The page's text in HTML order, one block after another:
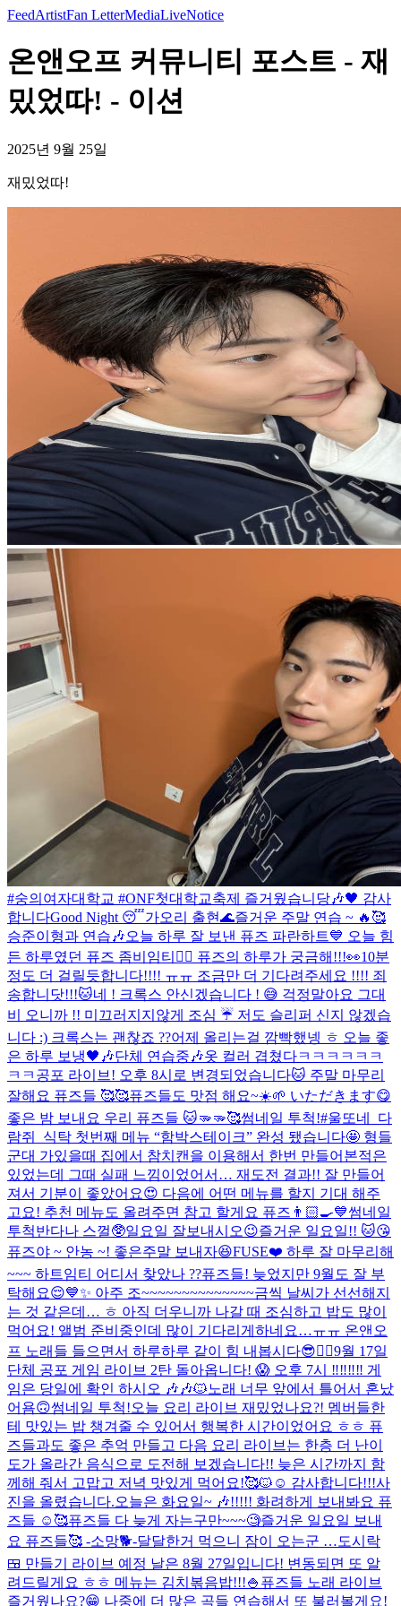
FeedArtistFan LetterMediaLiveNotice
온앤오프 커뮤니티 포스트 - 재
밌었따! - 이션
2025년 9월 25일
재밌었따!
#숭의여자대학교 #ONF첫대학교축제 즐거웠습니당🎶🖤 감사
합니다Good Night 😴가오리 출현🌊즐거운 주말 연습 ~ 🔥🥰
승준이형과 연습🎶오늘 하루 잘 보낸 퓨즈 파란하트💙 오늘 힘
든 하루였던 퓨즈 좀비임티🧟‍♂️ 퓨즈의 하루가 궁금해!!!👀10분
정도 더 걸릴듯합니다!!!! ㅠㅠ 조금만 더 기다려주세요 !!!! 죄
송합니닷!!!🐱네 ! 크록스 안신겠습니다 ! 😅 걱정말아요 그대
비 오니까 !! 미끄러지지않게 조심 ☔️ 저도 슬리퍼 신지 않겠습
니다 :) 크록스는 괜찮죠 ??어제 올리는걸 깜빡했넹 ㅎ 오늘 좋
은 하루 보냉🖤🎶단체 연습중🎶옷 컬러 겹쳤다ㅋㅋㅋㅋㅋㅋ
ㅋㅋ 공포 라이브! 오후 8시로 변경되었습니다🐱 주말 마무리
잘해요 퓨즈들 🥰🥰퓨즈들도 맛점 해요~☀️🌱 いただきます😋
좋은 밤 보내요 우리 퓨즈들 🐱🫳🫳🥰썸네일 투척!#울또네_다
람쥐_식탁 첫번째 메뉴 “함박스테이크” 완성 됐습니다🤩 형들
군대 가있을때 집에서 참치캔을 이용해서 한번 만들어본적은
있었는데 그때 실패 느낌이었어서… 재도전 결과!! 잘 만들어
져서 기분이 좋았어요😍 다음에 어떤 메뉴를 할지 기대 해주
고요! 추천 메뉴도 올려주면 참고 할게요 퓨즈👨🏻‍🍳💙썸네일
투척반다나 스껄🥸일요일 잘보내시오😉즐거운 일요일!! 🐱😘
퓨즈야 ~ 안농 ~! 좋은주말 보내자😆FUSE❤️ 하루 잘 마무리해
~~~ 하트임티 어디서 찾았나 ??퓨즈들! 늦었지만 9월도 잘 부
탁해요😌💙✨ 아주 조~~~~~~~~~~~~~~금씩 날씨가 선선해지
는 것 같은데… ㅎ 아직 더우니까 나갈 때 조심하고 밥도 많이
먹어요! 앨범 준비중인데 많이 기다리게하네요…ㅠㅠ 온앤오
프 노래들 들으면서 하루하루 같이 힘 내봅시다😎❤️‍🔥9월 17일
단체 공포 게임 라이브 2탄 돌아옵니다! 😱 오후 7시 ‼️‼️‼️‼️ 게
임은 당일에 확인 하시오 🎶🎶🐱노래 너무 앞에서 틀어서 혼났
어욤🙃썸네일 투척!오늘 요리 라이브 재밌었나요?! 멤버들한
테 맛있는 밥 챙겨줄 수 있어서 행복한 시간이었어요 ㅎㅎ 퓨
즈들과도 좋은 추억 만들고 다음 요리 라이브는 한층 더 난이
도가 올라간 음식으로 도전해 보겠습니다!! 늦은 시간까지 함
께해 줘서 고맙고 저녁 맛있게 먹어요!🥰🐱☺️ 감사합니다!!!사
진을 올렸습니다.오늘은 화요일~ 🎶!!!!! 화려하게 보내봐요 퓨
즈들 ☺️🥰퓨즈들 다 늦게 자는구만~~~🧐즐거운 일요일 보내
요 퓨즈들🥰 -소망🐕-달달한거 먹으니 잠이 오는군 …도시락
🍱 만들기 라이브 예정 날은 8월 27일입니다! 변동되면 또 알
려드릴게요 ㅎㅎ 메뉴는 김치볶음밥!!!🍚 퓨즈들 노래 라이브
즐거웠나요?😁 나중에 더 많은 곡들 연습해서 또 불러볼게요!